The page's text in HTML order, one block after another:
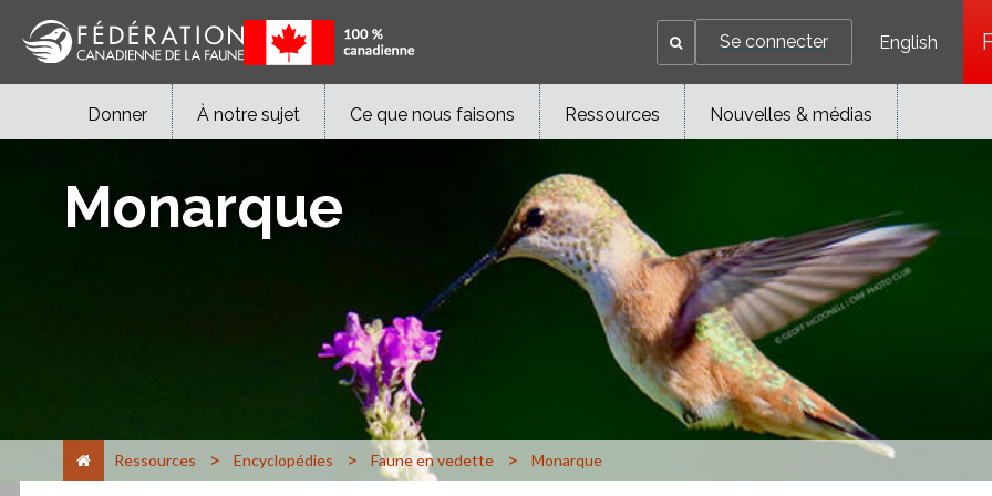
Se connecter English
Donner À notre sujet Ce que nous faisons Ressources Nouvelles & médias
Monarque
Ressources > Encyclopédies > Faune en vedette > Monarque